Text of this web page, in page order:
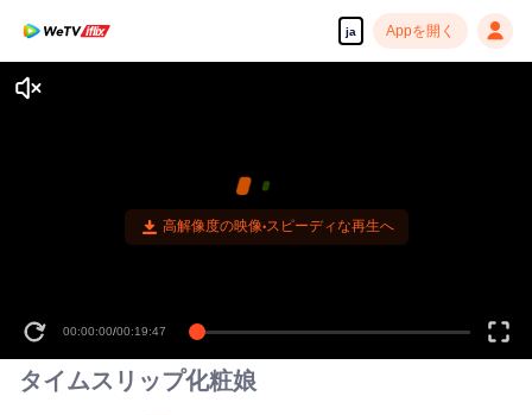
ja Appを開く
高解像度の映像•スピーディな再生へ
00:00:00/00:19:47
タイムスリップ化粧娘